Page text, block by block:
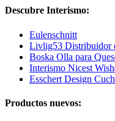
Descubre Interismo:
Eulenschnitt
Livlig53 Distribuidor
Boska Olla para
Interismo Nicest
Esschert Design
Productos nuevos: